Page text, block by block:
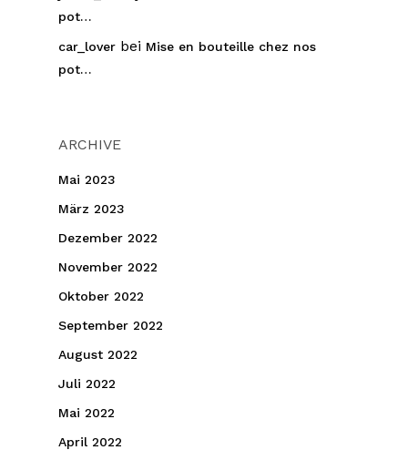
pot…
car_lover bei Mise en bouteille chez nos
pot…
ARCHIVE
Mai 2023
März 2023
Dezember 2022
November 2022
Oktober 2022
September 2022
August 2022
Juli 2022
Mai 2022
April 2022